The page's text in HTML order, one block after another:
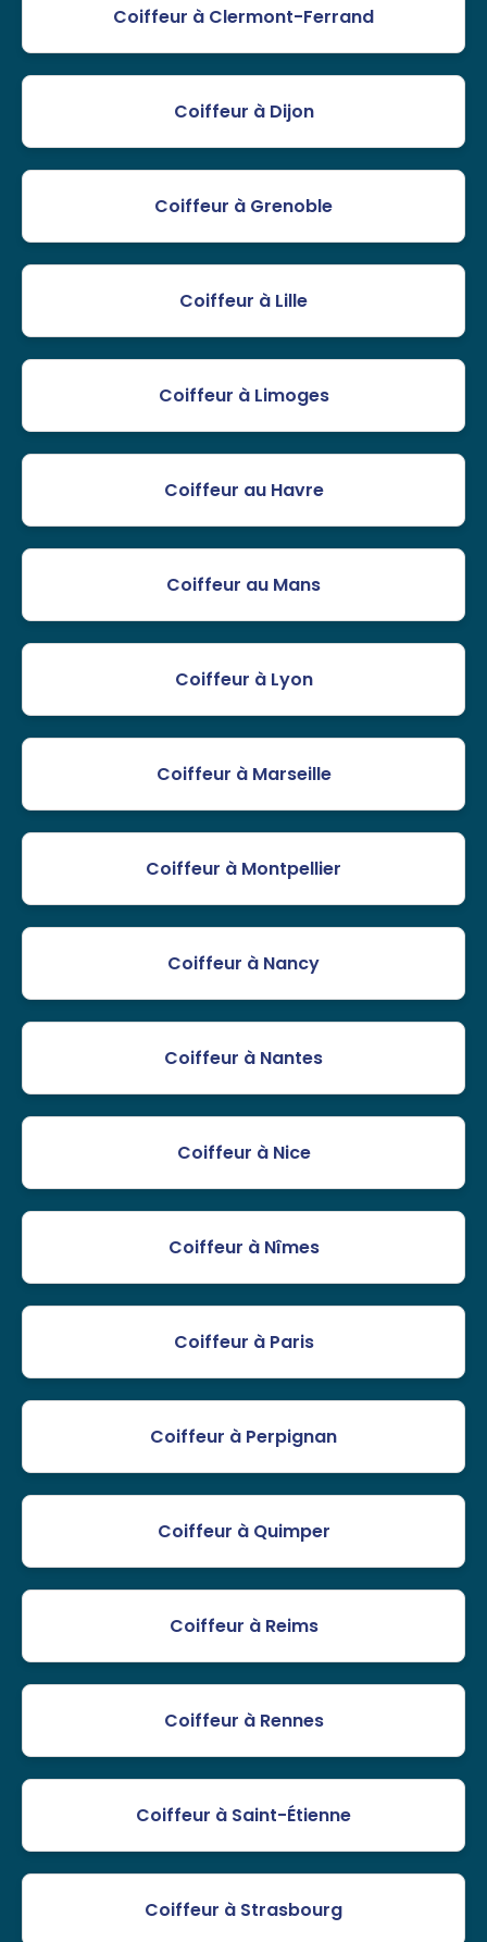
Coiffeur à Clermont-Ferrand
Coiffeur à Dijon
Coiffeur à Grenoble
Coiffeur à Lille
Coiffeur à Limoges
Coiffeur au Havre
Coiffeur au Mans
Coiffeur à Lyon
Coiffeur à Marseille
Coiffeur à Montpellier
Coiffeur à Nancy
Coiffeur à Nantes
Coiffeur à Nice
Coiffeur à Nîmes
Coiffeur à Paris
Coiffeur à Perpignan
Coiffeur à Quimper
Coiffeur à Reims
Coiffeur à Rennes
Coiffeur à Saint-Étienne
Coiffeur à Strasbourg